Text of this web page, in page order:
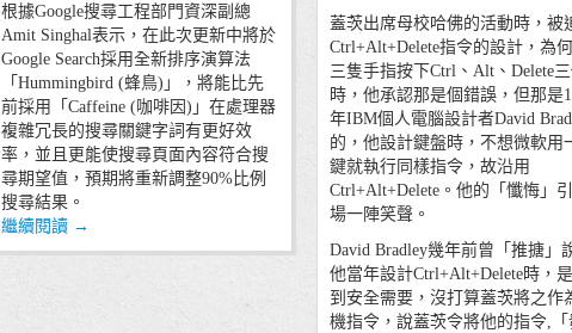
根據Google搜尋工程部門資深副總
Amit Singhal表示，在此次更新中將於
Google Search採用全新排序演算法
「Hummingbird (蜂鳥)」，將能比先
前採用「Caffeine (咖啡因)」在處理器
複雜冗長的搜尋關鍵字詞有更好效
率，並且更能使搜尋頁面內容符合搜
尋期望值，預期將重新調整90%比例
搜尋結果。
繼續閱讀 →
蓋茨出席母校哈佛的活動時，被
Ctrl+Alt+Delete指令的設計，為
三隻手指按下Ctrl、Alt、Delete
時，他承認那是個錯誤，但那是
年IBM個人電腦設計者David
的，他設計鍵盤時，不想微軟用
鍵就執行同樣指令，故沿用
Ctrl+Alt+Delete。他的「懺悔」
場一陣笑聲。
David Bradley幾年前曾「推搪」
他當年設計Ctrl+Alt+Delete時，
到安全需要，沒打算蓋茨將之作
機指令，說蓋茨令將他的指令,「